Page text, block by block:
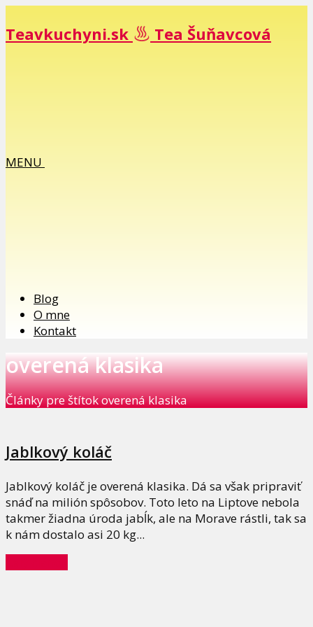
Teavkuchyni.sk Tea Šuňavcová
MENU
Blog
O mne
Kontakt
overená klasika
Články pre štítok overená klasika
Jablkový koláč
Jablkový koláč je overená klasika. Dá sa však pripraviť
snáď na milión spôsobov. Toto leto na Liptove nebola
takmer žiadna úroda jabĺk, ale na Morave rástli, tak sa
k nám dostalo asi 20 kg...